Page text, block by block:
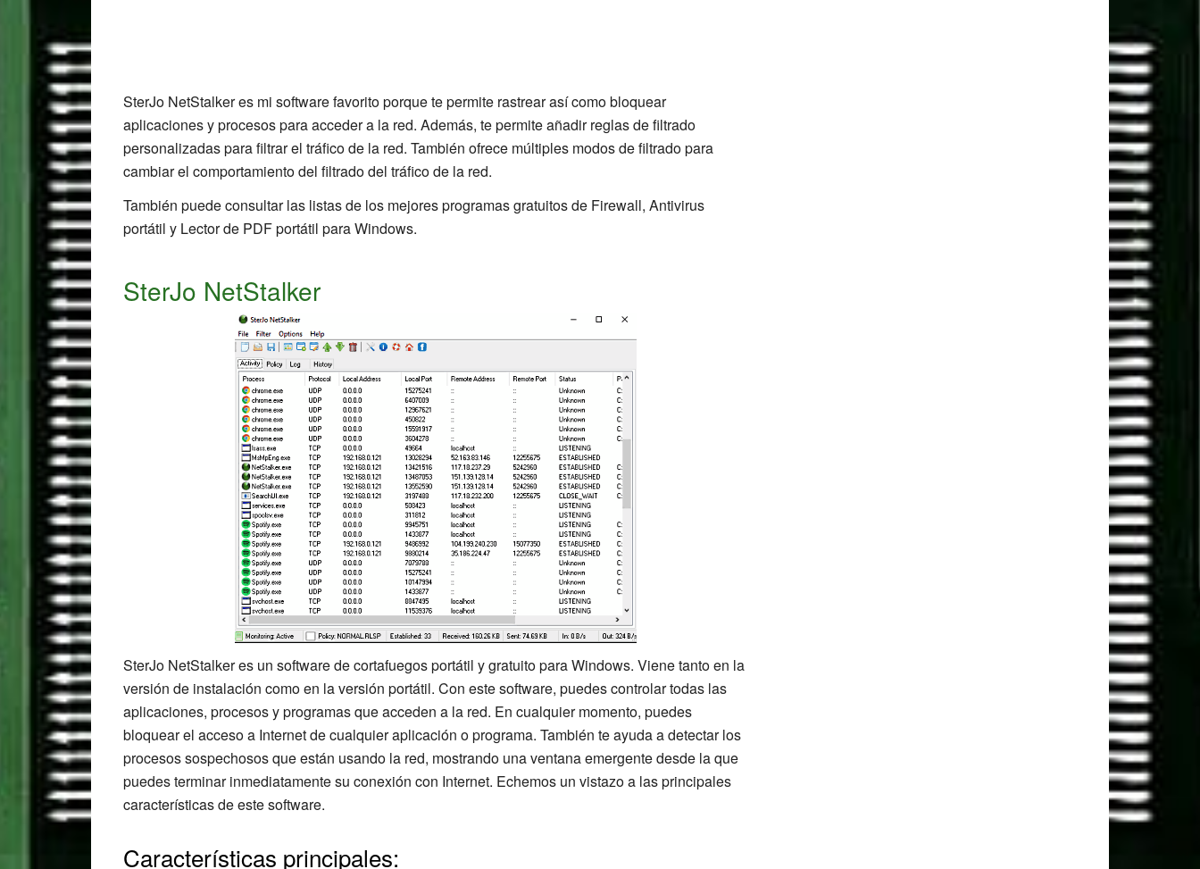
SterJo NetStalker es mi software favorito porque te permite rastrear así como bloquear
aplicaciones y procesos para acceder a la red. Además, te permite añadir reglas de filtrado
personalizadas para filtrar el tráfico de la red. También ofrece múltiples modos de filtrado para
cambiar el comportamiento del filtrado del tráfico de la red.
También puede consultar las listas de los mejores programas gratuitos de Firewall, Antivirus
portátil y Lector de PDF portátil para Windows.
SterJo NetStalker
SterJo NetStalker es un software de cortafuegos portátil y gratuito para Windows. Viene tanto en la
versión de instalación como en la versión portátil. Con este software, puedes controlar todas las
aplicaciones, procesos y programas que acceden a la red. En cualquier momento, puedes
bloquear el acceso a Internet de cualquier aplicación o programa. También te ayuda a detectar los
procesos sospechosos que están usando la red, mostrando una ventana emergente desde la que
puedes terminar inmediatamente su conexión con Internet. Echemos un vistazo a las principales
características de este software.
Características principales: